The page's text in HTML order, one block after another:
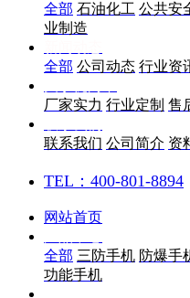
全部 石油化工 公共安
业制造
全部 公司动态 行业资
厂家实力 行业定制 售
联系我们 公司简介 资
TEL：400-801-8894
网站首页
全部 三防手机 防爆手
功能手机